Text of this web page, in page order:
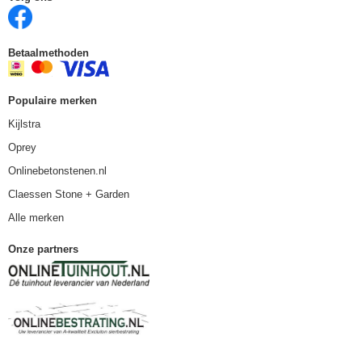
Betaalmethoden
Populaire merken
Kijlstra
Oprey
Onlinebetonstenen.nl
Claessen Stone + Garden
Alle merken
Onze partners